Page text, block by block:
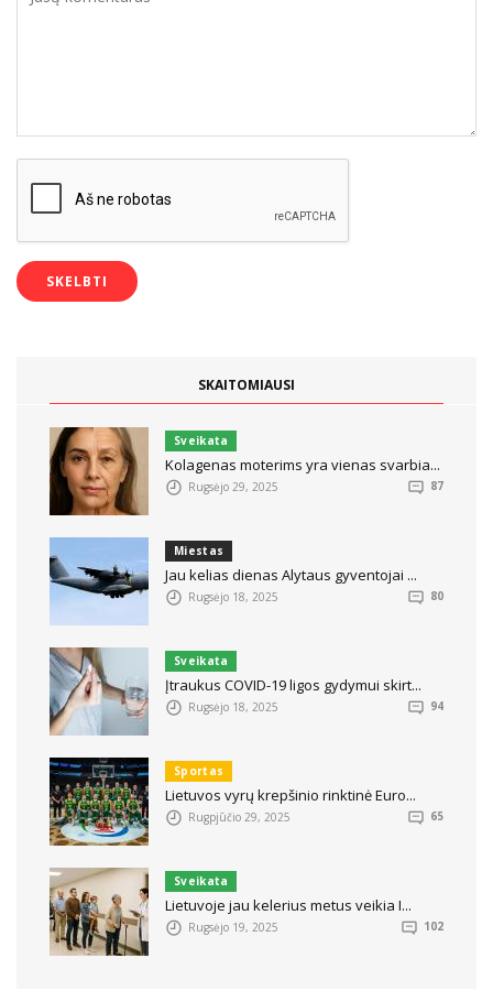
SKAITOMIAUSI
Sveikata
Kolagenas moterims yra vienas svarbia...
Rugsėjo 29, 2025 87
Miestas
Jau kelias dienas Alytaus gyventojai ...
Rugsėjo 18, 2025 80
Sveikata
Įtraukus COVID-19 ligos gydymui skirt...
Rugsėjo 18, 2025 94
Sportas
Lietuvos vyrų krepšinio rinktinė Euro...
Rugpjūčio 29, 2025 65
Sveikata
Lietuvoje jau kelerius metus veikia I...
Rugsėjo 19, 2025 102